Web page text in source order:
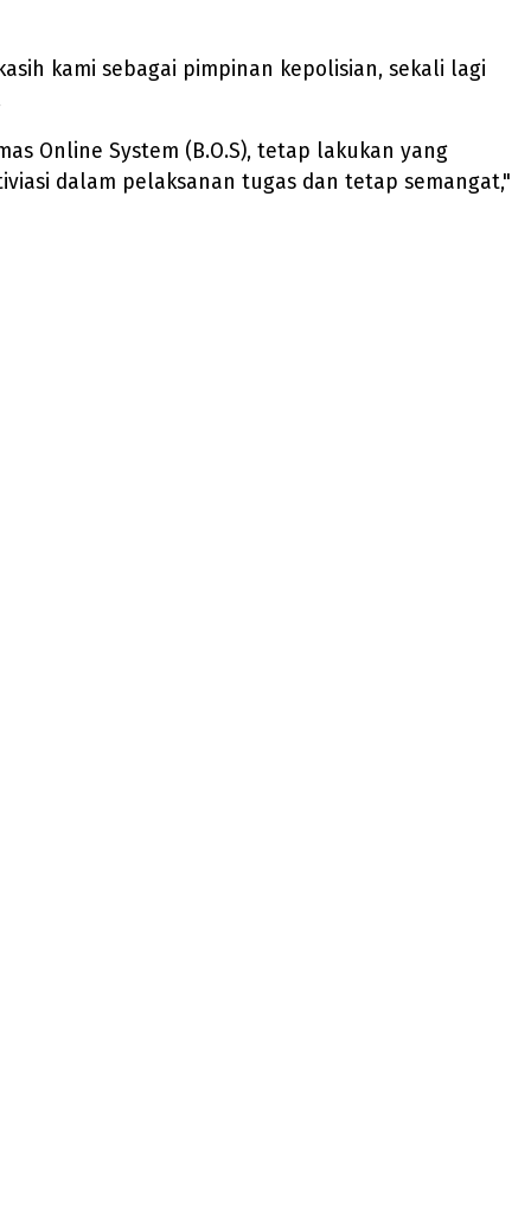
kami sebagai pimpinan kepolisian, sekali lagi
Online System (B.O.S), tetap lakukan yang
dalam pelaksanan tugas dan tetap semangat,"